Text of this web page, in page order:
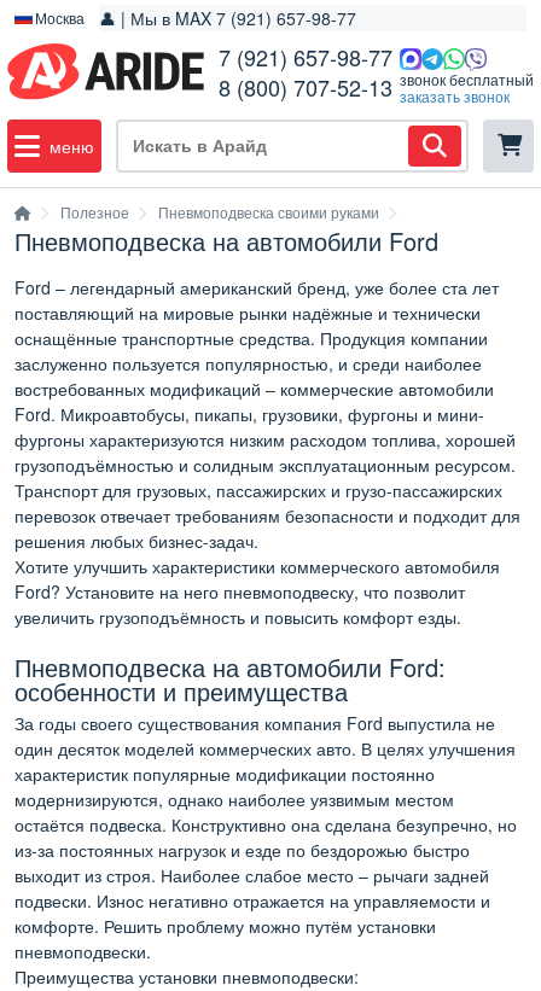
Москва 👤 | Мы в MAX 7 (921) 657-98-77
7 (921) 657-98-77
8 (800) 707-52-13 звонок бесплатный
заказать звонок
меню
Полезное Пневмоподвеска своими руками
Пневмоподвеска на автомобили Ford
Ford – легендарный американский бренд, уже более ста лет
поставляющий на мировые рынки надёжные и технически
оснащённые транспортные средства. Продукция компании
заслуженно пользуется популярностью, и среди наиболее
востребованных модификаций – коммерческие автомобили
Ford. Микроавтобусы, пикапы, грузовики, фургоны и мини-
фургоны характеризуются низким расходом топлива, хорошей
грузоподъёмностью и солидным эксплуатационным ресурсом.
Транспорт для грузовых, пассажирских и грузо-пассажирских
перевозок отвечает требованиям безопасности и подходит для
решения любых бизнес-задач.
Хотите улучшить характеристики коммерческого автомобиля
Ford? Установите на него пневмоподвеску, что позволит
увеличить грузоподъёмность и повысить комфорт езды.
Пневмоподвеска на автомобили Ford:
особенности и преимущества
За годы своего существования компания Ford выпустила не
один десяток моделей коммерческих авто. В целях улучшения
характеристик популярные модификации постоянно
модернизируются, однако наиболее уязвимым местом
остаётся подвеска. Конструктивно она сделана безупречно, но
из-за постоянных нагрузок и езде по бездорожью быстро
выходит из строя. Наиболее слабое место – рычаги задней
подвески. Износ негативно отражается на управляемости и
комфорте. Решить проблему можно путём установки
пневмоподвески.
Преимущества установки пневмоподвески: